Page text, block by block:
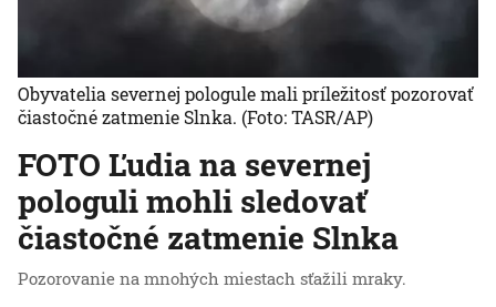
FOTO Ľudia na severnej
pologuli mohli sledovať
čiastočné zatmenie Slnka
Pozorovanie na mnohých miestach sťažili mraky.
Obyvatelia severnej pologule mali príležitosť pozorovať
čiastočné zatmenie Slnka. (Foto: TASR/AP)